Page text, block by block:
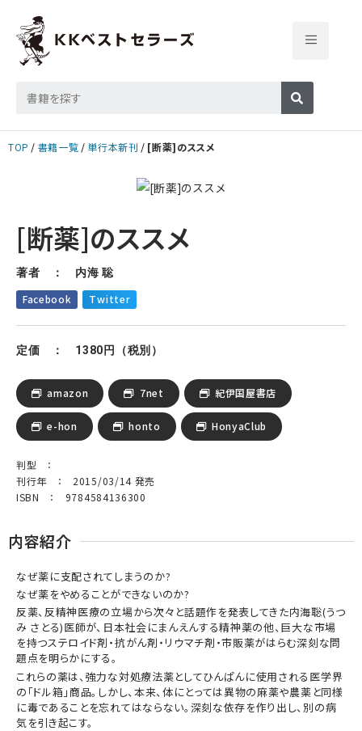
TOP 書籍一覧 単行本新刊 [断薬]のススメ
[断薬]のススメ
著者 ： 内海 聡
Facebook Twitter
定価 ： 1380円（税別）
amazon 7net 紀伊国屋書店
e-hon honto HonyaClub
判型 ：
刊行年 ： 2015/03/14 発売
ISBN ： 9784584136300
内容紹介
なぜ薬に支配されてしまうのか?
なぜ薬をやめることができないのか?
反薬、反精神医療の立場から次々と話題作を発表してきた内海聡(うつ
み さとる)医師が、日本社会にまんえんする精神薬の他、巨大な市場
を持つステロイド剤・抗がん剤・リウマチ剤・市販薬がはらむ深刻な問
題点を明らかにする。
これらの薬は、強力な対処療法薬としてひんぱんに使用される医学界
の「ドル箱」商品。しかし、本来、体にとっては異物の麻薬や農薬と同様
に毒であることを忘れてはならない。深刻な依存を作り出し、別の病
気を引き起こす。